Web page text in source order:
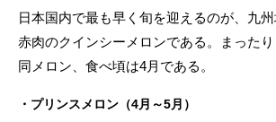
日本国内で最も早く旬を迎えるのが、九
赤肉のクインシーメロンである。まった
同メロン、食べ頃は4月である。
・プリンスメロン（4月～5月）